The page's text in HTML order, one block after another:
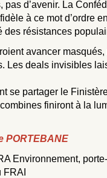
pas d’avenir. La
à ce mot d’ordre
des résistances
avancer
Les deals invisibles
se partager le
finiront à la
PORTEBANE
Environnement,
FRAI